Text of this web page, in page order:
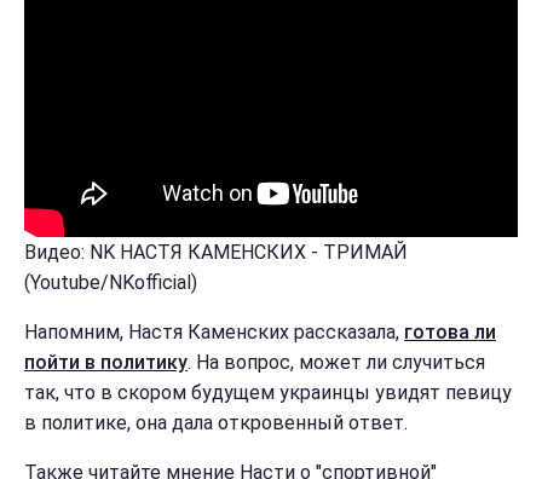
Видео: NK НАСТЯ КАМЕНСКИХ - ТРИМАЙ
(Youtube/NKofficial)
Напомним, Настя Каменских рассказала, готова ли
пойти в политику. На вопрос, может ли случиться
так, что в скором будущем украинцы увидят певицу
в политике, она дала откровенный ответ.
Также читайте мнение Насти о "спортивной"